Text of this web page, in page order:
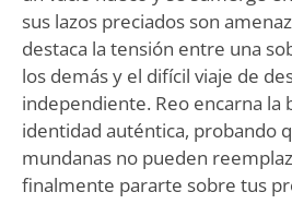
sus lazos preciados son
destaca la tensión entre una
los demás y el difícil viaje de
independiente. Reo encarna la
identidad auténtica, probando
mundanas no pueden
finalmente pararte sobre tus